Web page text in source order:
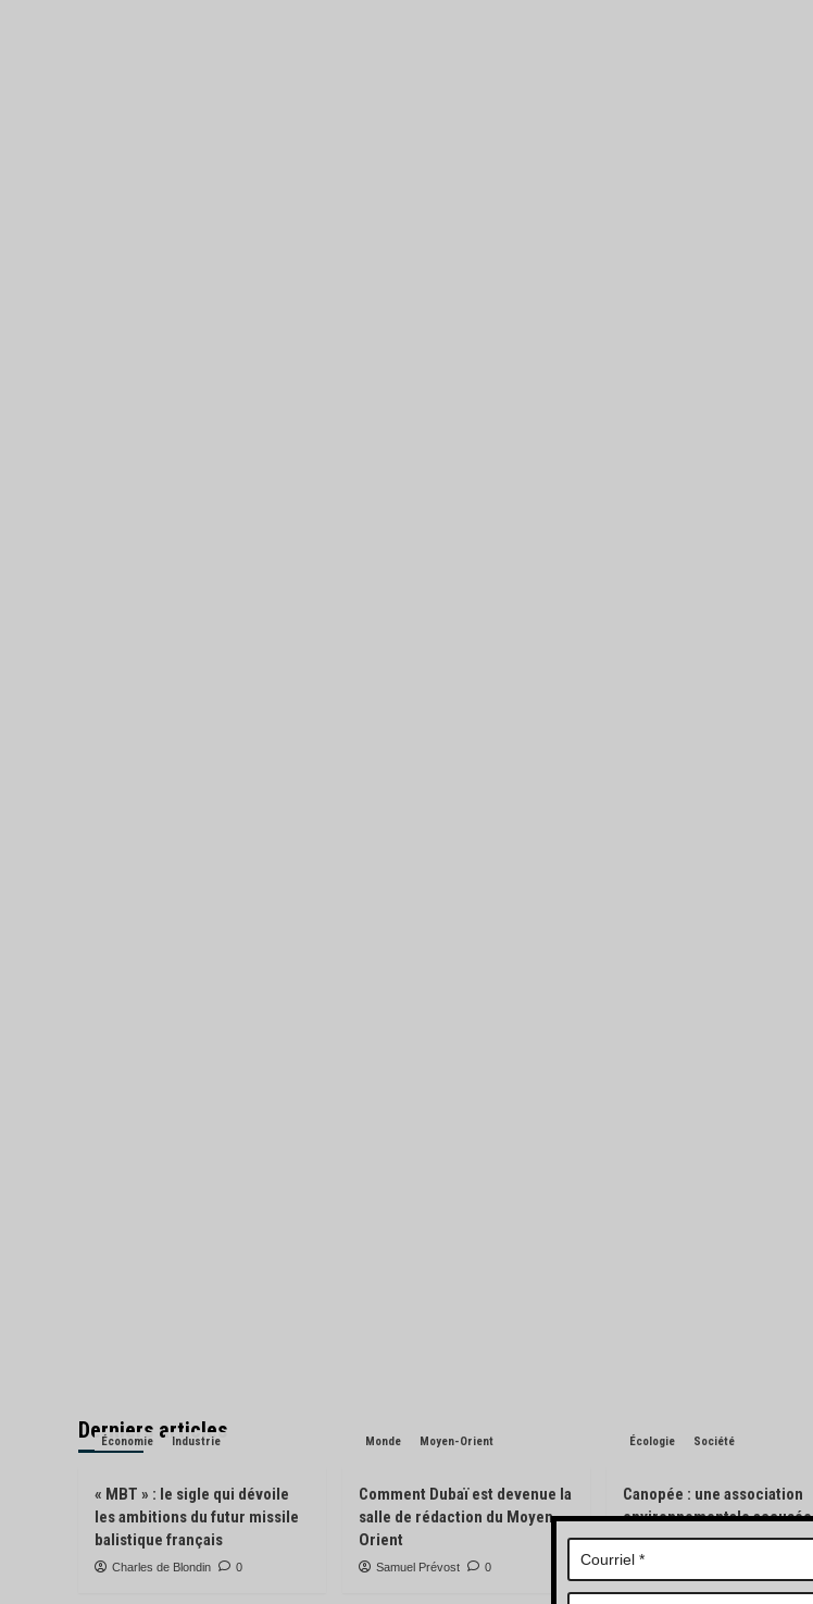
Derniers articles
Économie Industrie
« MBT » : le sigle qui dévoile
les ambitions du futur missile
balistique français
Charles de Blondin 0
Monde Moyen-Orient
Comment Dubaï est devenue la
salle de rédaction du Moyen-
Orient
Samuel Prévost 0
Écologie Société
Canopée : une association
environnementale accusée
d’avoir pisté des engins
forestiers
Charles de Blondin 0